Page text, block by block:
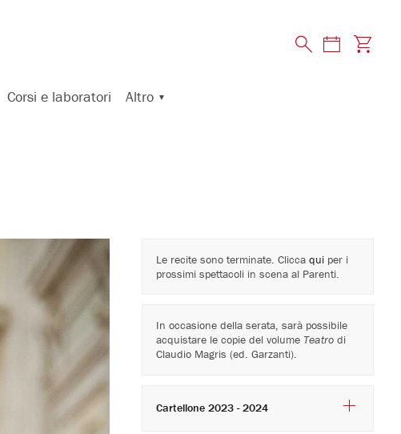
Corsi e laboratori Altro
Le recite sono terminate. Clicca quiper i
prossimi spettacoli in scena al Parenti.
In occasione della serata, sarà possibile
acquistare le copie del volume Teatrodi
Claudio Magris (ed. Garzanti).
Cartellone 2023 - 2024